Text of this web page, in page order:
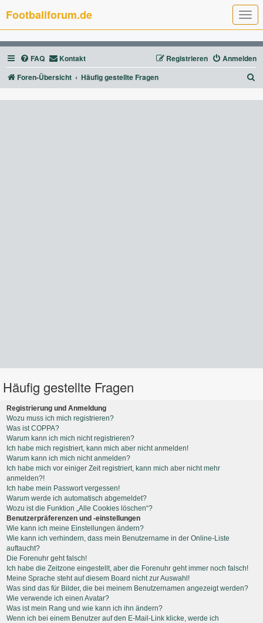
T
o
g
g
l
e
n
a
g
Footballforum.de
FAQ Kontakt Anmelden
Registrieren
Foren-Übersicht
Häufig gestellte Fragen
u
Häufig gestellte Fragen
Registrierung und Anmeldung
Wozu muss ich mich registrieren?
Was ist COPPA?
Warum kann ich mich nicht registrieren?
Ich habe mich registriert, kann mich aber nicht anmelden!
Warum kann ich mich nicht anmelden?
Ich habe mich vor einiger Zeit registriert, kann mich aber nicht mehr
anmelden?!
Ich habe mein Passwort vergessen!
Warum werde ich automatisch abgemeldet?
Wozu ist die Funktion „Alle Cookies löschen“?
Benutzerpräferenzen und -einstellungen
Wie kann ich meine Einstellungen ändern?
Wie kann ich verhindern, dass mein Benutzername in der Online-Liste
auftaucht?
Die Forenuhr geht falsch!
Ich habe die Zeitzone eingestellt, aber die Forenuhr geht immer noch falsch!
Meine Sprache steht auf diesem Board nicht zur Auswahl!
Was sind das für Bilder, die bei meinem Benutzernamen angezeigt werden?
Wie verwende ich einen Avatar?
Was ist mein Rang und wie kann ich ihn ändern?
Wenn ich bei einem Benutzer auf den E-Mail-Link klicke, werde ich